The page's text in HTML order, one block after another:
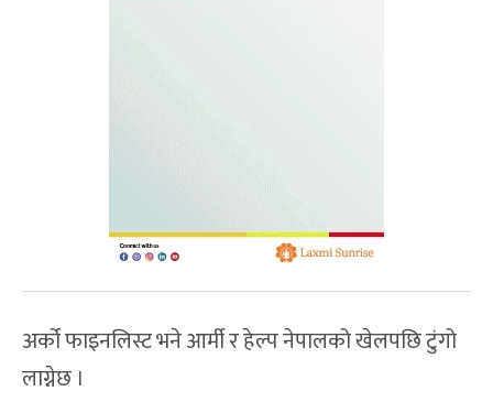
अर्को फाइनलिस्ट भने आर्मी र हेल्प नेपालको खेलपछि टुंगो
लाग्नेछ ।